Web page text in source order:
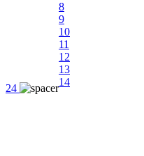
24
8
9
10
11
12
13
14